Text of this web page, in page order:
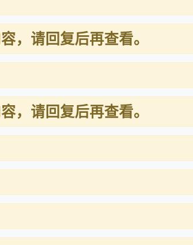
，请回复后再查看。
，请回复后再查看。